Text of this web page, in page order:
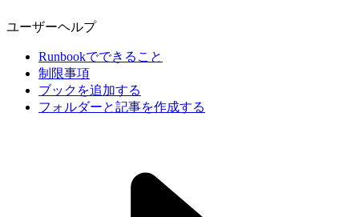
ユーザーヘルプ
Runbookでできること
制限事項
ブックを追加する
フォルダーと記事を作成する